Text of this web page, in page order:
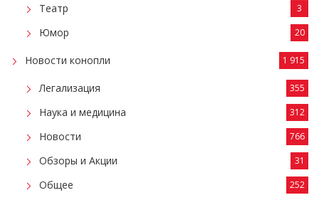
Театр 3
Юмор 20
Новости конопли 1 915
Легализация 355
Наука и медицина 312
Новости 766
Обзоры и Акции 31
Общее 252